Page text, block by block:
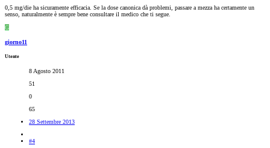
0,5 mg/die ha sicuramente efficacia. Se la dose canonica dà problemi, passare a mezza ha certamente un
senso, naturalmente è sempre bene consultare il medico che ti segue.
G
giorno11
Utente
8 Agosto 2011
51
0
65
28 Settembre 2013
#4